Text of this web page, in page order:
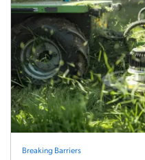
Breaking Barriers